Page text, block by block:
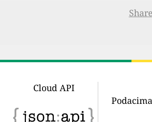
Share
Cloud API